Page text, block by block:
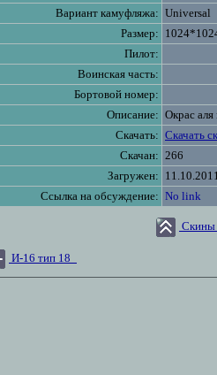
Вариант камуфляжа: Universal
Размер:
Пилот:
Воинская часть:
Бортовой номер:
Описание: Окрас аля
Скачать: Скачать
Скачан: 266
Загружен:
Ссылка на обсуждение: No link
Скины
И-16 тип 18_